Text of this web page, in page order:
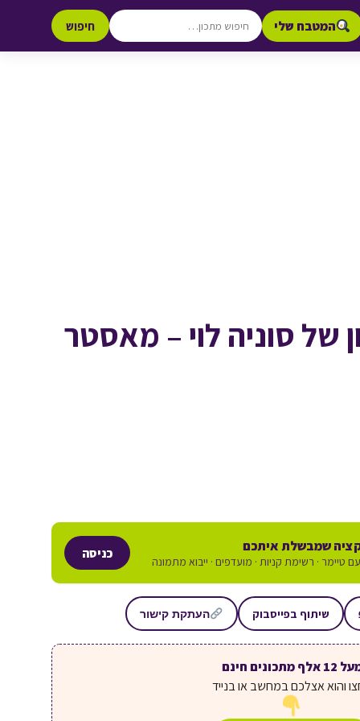
המטבח שלי חיפוש
של סוניה לוי – מאסטר
שמבשלת איתכם
טיימר · רשימת קניות · מועדפים · ייבוא מתמונה
כניסה
שיתוף בפייסבוק העתקת קישור
אלף מתכונים חינם
והוא אצלכם במחשב או בנייד